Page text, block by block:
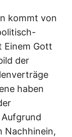
kommt von
Einem Gott
der
haben
Nachhinein,